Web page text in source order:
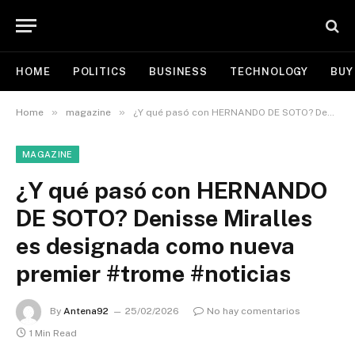
HOME POLITICS BUSINESS TECHNOLOGY
Home » magazine » ¿Y qué pasó con HERNANDO DE SOTO? Denisse Miralles es designada como nueva premier #trome #noticias
MAGAZINE
¿Y qué pasó con HERNANDO
DE SOTO? Denisse Miralles
es designada como nueva
premier #trome #noticias
By Antena92 25/02/2026
No hay comentarios
1 Min Read